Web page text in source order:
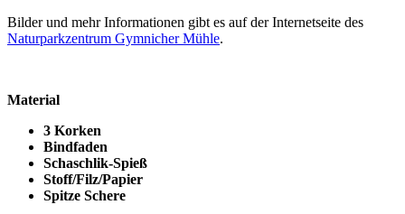
Bilder und mehr Informationen gibt es auf der Internetseite des
Naturparkzentrum Gymnicher Mühle.
Material
3 Korken
Bindfaden
Schaschlik-Spieß
Stoff/Filz/Papier
Spitze Schere